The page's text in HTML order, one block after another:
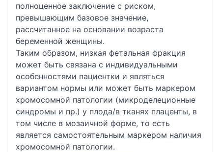
полноценное заключение с риском,
превышающим базовое значение,
рассчитанное на основании возраста
беременной женщины.
Таким образом, низкая фетальная фракция
может быть связана с индивидуальными
особенностями пациентки и являться
вариантом нормы или может быть маркером
хромосомной патологии (микроделеционные
синдромы и пр.) у плода/в тканях плаценты, в
том числе в мозаичной форме, то есть
является самостоятельным маркером наличия
хромосомной патологии.